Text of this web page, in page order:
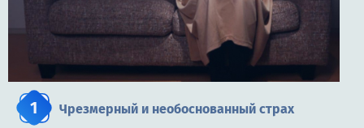
Чрезмерный и необоснованный страх